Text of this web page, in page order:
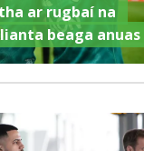
ar rugbaí na
beaga anuas